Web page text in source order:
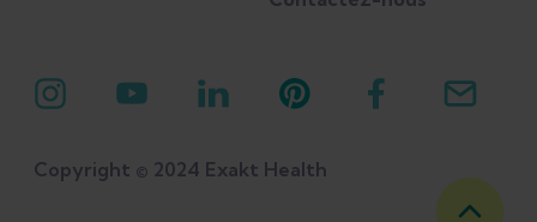
Copyright © 2024 Exakt Health